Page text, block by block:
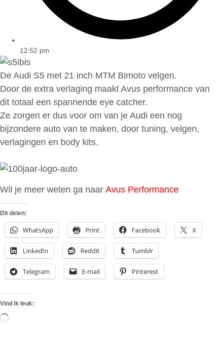
12:52 pm
De Audi S5 met 21 inch MTM Bimoto velgen.
Door de extra verlaging maakt Avus performance van
dit totaal een spannende eye catcher.
Ze zorgen er dus voor om van je Audi een nog
bijzondere auto van te maken, door tuning, velgen,
verlagingen en body kits.
Wil je meer weten ga naar Avus Performance
Dit delen:
WhatsApp Print Facebook X
LinkedIn Reddit Tumblr
Telegram E-mail Pinterest
Vind ik leuk:
Aan